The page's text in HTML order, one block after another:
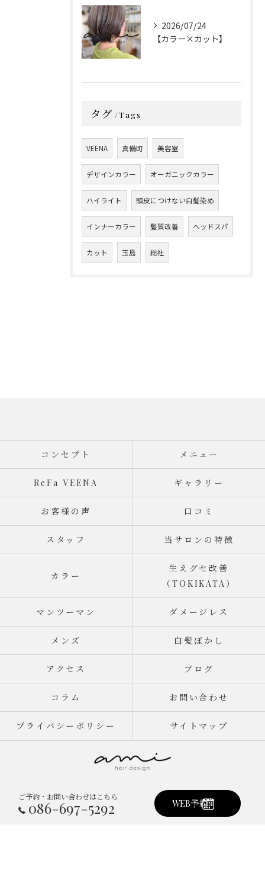
2026/07/24
【カラー×カット】
タグ Tags
VEENA 真備町 美容室
デザインカラー オーガニックカラー
ハイライト 頭皮につけない白髪染め
インナーカラー 髪質改善 ヘッドスパ
カット 玉島 総社
ご予約・お問い合わせはこちら
086-697-5292 WEB予約
コンセプト メニュー
ReFa VEENA ギャラリー
お客様の声 口コミ
スタッフ 当サロンの特徴
カラー
生えグセ改善
（TOKIKATA）
マンツーマン ダメージレス
メンズ 白髪ぼかし
アクセス ブログ
コラム お問い合わせ
プライバシーポリシー サイトマップ
© 2026 岡山県倉敷市真備町の美容室ならami hair design ALL RIGHTS
RESERVED.